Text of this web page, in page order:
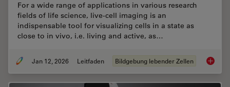
For a wide range of applications in various research
fields of life science, live-cell imaging is an
indispensable tool for visualizing cells in a state as
close to in vivo, i.e. living and active, as…
Jan 12, 2026 Leitfaden Bildgebung lebender Zellen Guide